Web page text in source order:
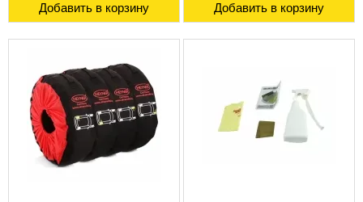
Добавить в корзину Добавить в корзину